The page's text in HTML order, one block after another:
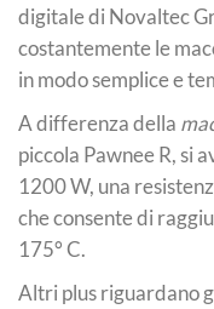
digitale di Novaltec
costantemente le
in modo semplice e
A differenza della
piccola Pawnee R, si
1200 W, una
che consente di
175° C.
Altri plus riguardano